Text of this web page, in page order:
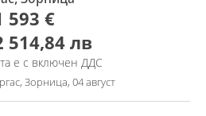
593 €
514,84 лв
е с включен ДДС
Зорница, 04 август